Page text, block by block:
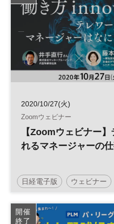
2020/10/27(火)
Zoomウェビナー
【Zoomウェビナー
れるマネージャーの
日経電子版 ウェビナー
開催
終了